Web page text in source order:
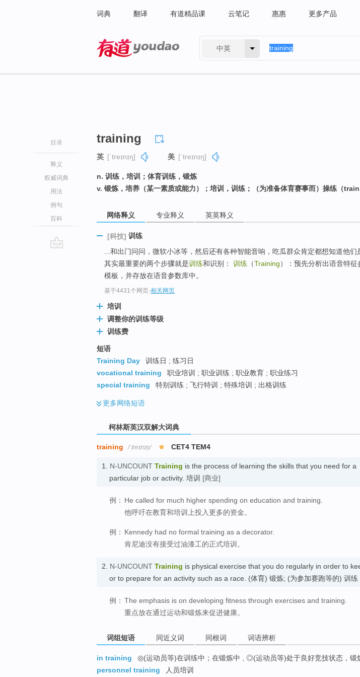
词典 翻译 有道精品课 云笔记 惠惠 更多产品
中英
目录
释义
权威词典
用法
例句
百科
training
英 [ˈtreɪnɪŋ] 美 [ˈtreɪnɪŋ]
n. 训练，培训；体育训练，锻炼
v. 锻炼，培养（某一素质或能力）；培训，训练；（为准备体育赛事而）操练（train
网络释义 专业释义 英英释义
[科技] 训练
...和出门问问，微软小冰等，然后还有各种智能音响，吃瓜群众肯定都想知道他们
其实最重要的两个步骤就是训练和识别： 训练 （Training）：预先分析出语音特
模板，并存放在语音参数库中。
基于4431个网页-相关网页
培训
调整你的训练等级
训练费
短语
Training Day
训练日 ; 练习日
vocational training
职业培训 ; 职业训练 ; 职业教育 ; 职业练习
special training
特别训练 ; 飞行特训 ; 特殊培训 ; 出格训练
更多网络短语
柯林斯英汉双解大词典
training /ˈtreɪnɪŋ/ CET4 TEM4
1. N-UNCOUNT Training is the process of learning the skills that you need for a
particular job or activity. 培训 [商业]
例： He called for much higher spending on education and training.
他呼吁在教育和培训上投入更多的资金。
例： Kennedy had no formal training as a decorator.
肯尼迪没有接受过油漆工的正式培训。
2. N-UNCOUNT Training is physical exercise that you do regularly in order to
or to prepare for an activity such as a race. (体育) 锻炼; (为参加赛跑等的) 训练
例： The emphasis is on developing fitness through exercises and training.
重点放在通过运动和锻炼来促进健康。
词组短语 同近义词 同根词 词语辨析
in training
◎(运动员等)在训练中；在锻炼中 , ◎(运动员等)处于良好竞技状态，锻
personnel training
人员培训